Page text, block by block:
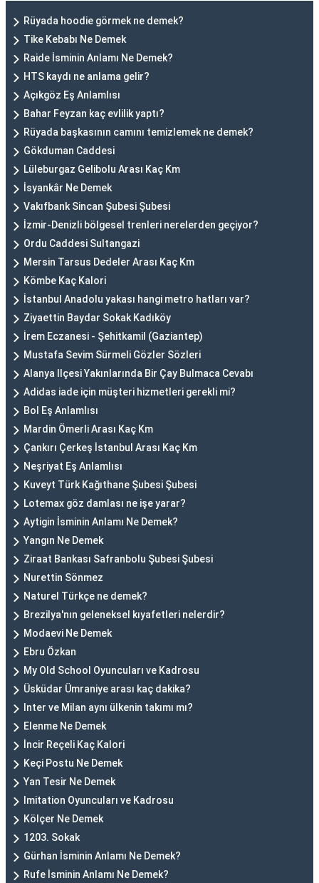
Rüyada hoodie görmek ne demek?
Tike Kebabı Ne Demek
Raide İsminin Anlamı Ne Demek?
HTS kaydı ne anlama gelir?
Açıkgöz Eş Anlamlısı
Bahar Feyzan kaç evlilik yaptı?
Rüyada başkasının camını temizlemek ne demek?
Gökduman Caddesi
Lüleburgaz Gelibolu Arası Kaç Km
İsyankâr Ne Demek
Vakıfbank Sincan Şubesi Şubesi
İzmir-Denizli bölgesel trenleri nerelerden geçiyor?
Ordu Caddesi Sultangazi
Mersin Tarsus Dedeler Arası Kaç Km
Kömbe Kaç Kalori
İstanbul Anadolu yakası hangi metro hatları var?
Ziyaettin Baydar Sokak Kadıköy
İrem Eczanesi - Şehitkamil (Gaziantep)
Mustafa Sevim Sürmeli Gözler Sözleri
Alanya Ilçesi Yakınlarında Bir Çay Bulmaca Cevabı
Adidas iade için müşteri hizmetleri gerekli mi?
Bol Eş Anlamlısı
Mardin Ömerli Arası Kaç Km
Çankırı Çerkeş İstanbul Arası Kaç Km
Neşriyat Eş Anlamlısı
Kuveyt Türk Kağıthane Şubesi Şubesi
Lotemax göz damlası ne işe yarar?
Aytigin İsminin Anlamı Ne Demek?
Yangın Ne Demek
Ziraat Bankası Safranbolu Şubesi Şubesi
Nurettin Sönmez
Naturel Türkçe ne demek?
Brezilya'nın geleneksel kıyafetleri nelerdir?
Modaevi Ne Demek
Ebru Özkan
My Old School Oyuncuları ve Kadrosu
Üsküdar Ümraniye arası kaç dakika?
Inter ve Milan aynı ülkenin takımı mı?
Elenme Ne Demek
İncir Reçeli Kaç Kalori
Keçi Postu Ne Demek
Yan Tesir Ne Demek
Imitation Oyuncuları ve Kadrosu
Kölçer Ne Demek
1203. Sokak
Gürhan İsminin Anlamı Ne Demek?
Rufe İsminin Anlamı Ne Demek?